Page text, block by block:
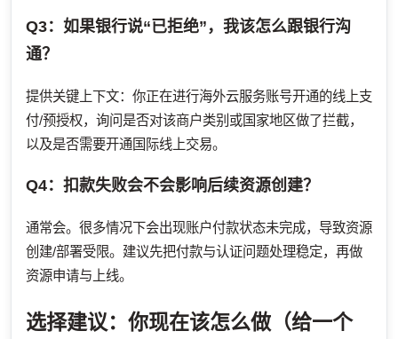
Q3：如果银行说“已拒绝”，我该怎么跟银行沟
通？
提供关键上下文：你正在进行海外云服务账号开通的线上支
付/预授权，询问是否对该商户类别或国家地区做了拦截，
以及是否需要开通国际线上交易。
Q4：扣款失败会不会影响后续资源创建？
通常会。很多情况下会出现账户付款状态未完成，导致资源
创建/部署受限。建议先把付款与认证问题处理稳定，再做
资源申请与上线。
选择建议：你现在该怎么做（给一个